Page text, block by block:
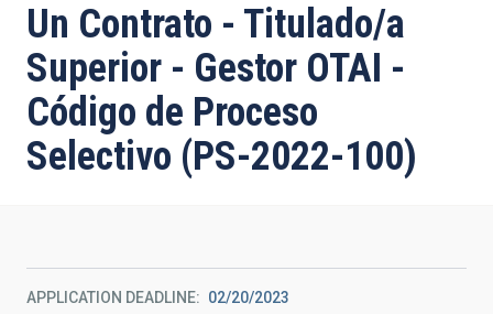
Un Contrato - Titulado/a
Superior - Gestor OTAI -
Código de Proceso
Selectivo (PS-2022-100)
APPLICATION DEADLINE 02/20/2023